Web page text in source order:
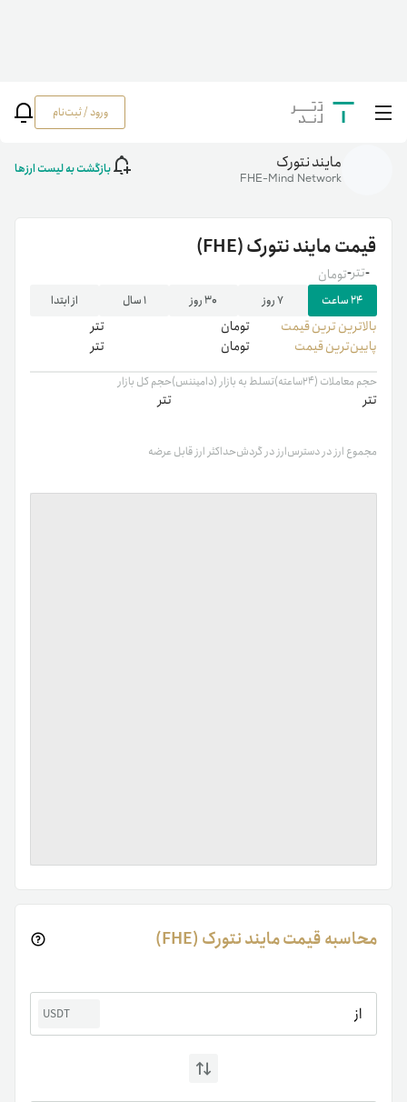
ورود / ثبت‌نام خانه رمزارزها/
FHE
مایند نتورک
FHE-Mind Network
بازگشت به لیست ارزها
قیمتمایند نتورک
-تومان -تتر
۲۴ ساعت ۷ روز ۳۰ روز ۱ سال از ابتدا
بالاترین ‌ترین قیمت تومان
تتر
پایین‌ترین قیمت
تومان تتر
حجم معاملات (۲۴ساعته)
تتر
تسلط به بازار (دامیننس)حجم کل بازار
تتر
مجموع ارز در دسترسارز در گردشحداکثر ارز قابل عرضه
محاسبه قیمت مایند نتورک (FHE)
از USDT